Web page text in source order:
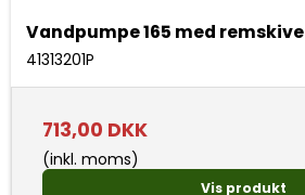
Vandpumpe 165 med remskive
41313201P
713,00 DKK
(inkl. moms)
Vis produkt